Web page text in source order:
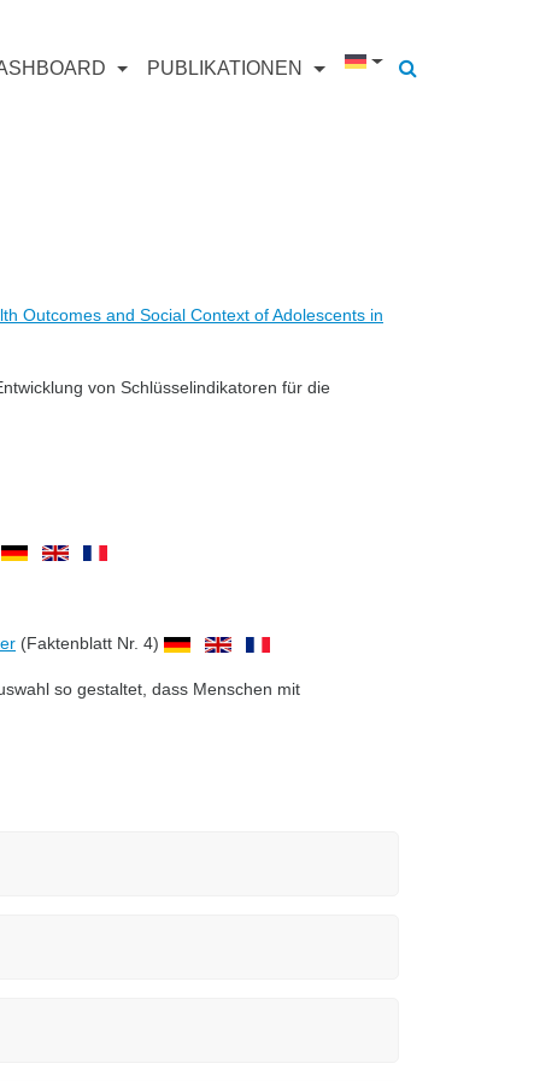
PUBLIKATIONEN
Outcomes and Social Context of Adolescents in
von Schlüsselindikatoren für die
(Faktenblatt Nr. 4)
so gestaltet, dass Menschen mit